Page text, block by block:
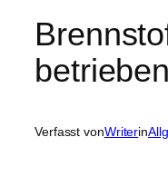
Verfasst vonWriterin